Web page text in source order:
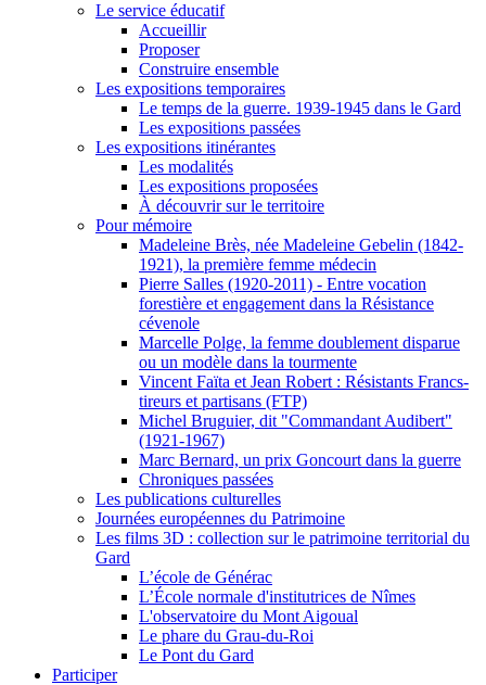
Le service éducatif
Accueillir
Proposer
Construire ensemble
Les expositions temporaires
Le temps de la guerre. 1939-1945 dans le Gard
Les expositions passées
Les expositions itinérantes
Les modalités
Les expositions proposées
À découvrir sur le territoire
Pour mémoire
Madeleine Brès, née Madeleine Gebelin (1842-
1921), la première femme médecin
Pierre Salles (1920-2011) - Entre vocation
forestière et engagement dans la Résistance
cévenole
Marcelle Polge, la femme doublement disparue
ou un modèle dans la tourmente
Vincent Faïta et Jean Robert : Résistants Francs-
tireurs et partisans (FTP)
Michel Bruguier, dit "Commandant Audibert"
(1921-1967)
Marc Bernard, un prix Goncourt dans la guerre
Chroniques passées
Les publications culturelles
Journées européennes du Patrimoine
Les films 3D : collection sur le patrimoine territorial du
Gard
L’école de Générac
L’École normale d'institutrices de Nîmes
L'observatoire du Mont Aigoual
Le phare du Grau-du-Roi
Le Pont du Gard
Participer